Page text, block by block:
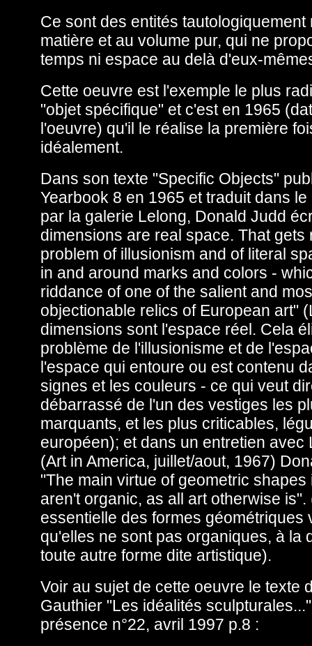
Ce sont des entités tautologiquement
matière et au volume pur, qui ne
temps ni espace au delà d'eux-
Cette oeuvre est l'exemple le plus
"objet spécifique" et c'est en 1965
l'oeuvre) qu'il le réalise la première
idéalement.
Dans son texte "Specific Objects"
Yearbook 8 en 1965 et traduit dans
par la galerie Lelong, Donald Judd
dimensions are real space. That gets
problem of illusionism and of literal
in and around marks and colors -
riddance of one of the salient and
objectionable relics of European art"
dimensions sont l'espace réel. Cela
problème de l'illusionisme et de
l'espace qui entoure ou est contenu
signes et les couleurs - ce qui veut
débarrassé de l'un des vestiges les
marquants, et les plus criticables,
européen); et dans un entretien avec
(Art in America, juillet/aout, 1967)
"The main virtue of geometric shapes
aren't organic, as all art otherwise is".
essentielle des formes géométriques
qu'elles ne sont pas organiques, à la
toute autre forme dite artistique).
Voir au sujet de cette oeuvre le texte
Gauthier "Les idéalités
présence n°22, avril 1997 p.8 :